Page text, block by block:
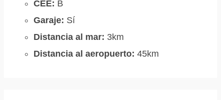
CEE: B
Garaje: Sí
Distancia al mar: 3km
Distancia al aeropuerto: 45km